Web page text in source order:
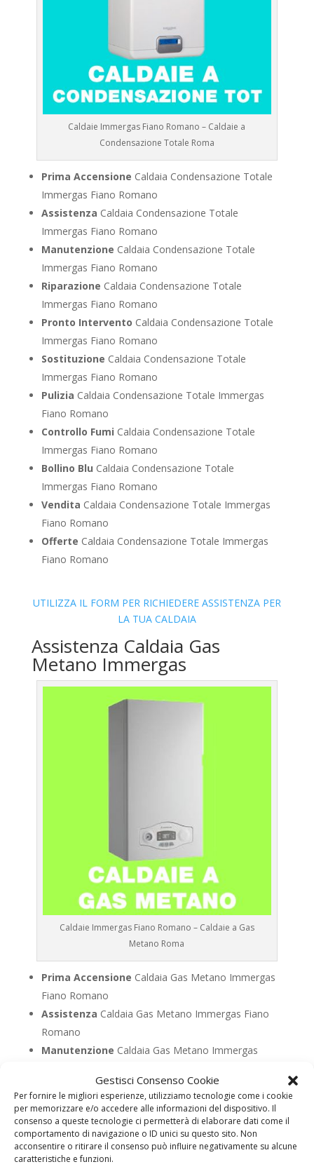
Gestisci Consenso Cookie
Per fornire le migliori esperienze, utilizziamo tecnologie come i cookie
per memorizzare e/o accedere alle informazioni del dispositivo. Il
consenso a queste tecnologie ci permetterà di elaborare dati come il
comportamento di navigazione o ID unici su questo sito. Non
acconsentire o ritirare il consenso può influire negativamente su alcune
caratteristiche e funzioni.
Caldaie Immergas Fiano Romano – Caldaie a
Condensazione Totale Roma
Prima Accensione Caldaia Condensazione Totale
Immergas Fiano Romano
Assistenza Caldaia Condensazione Totale
Immergas Fiano Romano
Manutenzione Caldaia Condensazione Totale
Immergas Fiano Romano
Riparazione Caldaia Condensazione Totale
Immergas Fiano Romano
Pronto Intervento Caldaia Condensazione Totale
Immergas Fiano Romano
Sostituzione Caldaia Condensazione Totale
Immergas Fiano Romano
Pulizia Caldaia Condensazione Totale Immergas
Fiano Romano
Controllo Fumi Caldaia Condensazione Totale
Immergas Fiano Romano
Bollino Blu Caldaia Condensazione Totale
Immergas Fiano Romano
Vendita Caldaia Condensazione Totale Immergas
Fiano Romano
Offerte Caldaia Condensazione Totale Immergas
Fiano Romano
UTILIZZA IL FORM PER RICHIEDERE ASSISTENZA PER
LA TUA CALDAIA
Assistenza Caldaia Gas
Metano Immergas
Caldaie Immergas Fiano Romano – Caldaie a Gas
Metano Roma
Prima Accensione Caldaia Gas Metano Immergas
Fiano Romano
Assistenza Caldaia Gas Metano Immergas Fiano
Romano
Manutenzione Caldaia Gas Metano Immergas
RiparazioneCaldaia Gas Metano Immergas Fiano
Romano
Pronto InterventoCaldaia Gas Metano Immergas
Fiano Romano
SostituzioneCaldaia Gas Metano Immergas Fiano